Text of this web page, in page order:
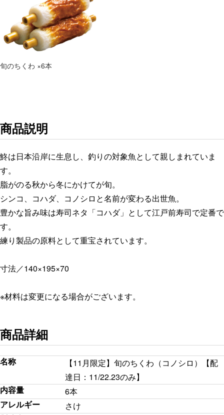
旬のちくわ ×6本
商品説明
鮗は日本沿岸に生息し、釣りの対象魚として親しまれていま
す。
脂がのる秋から冬にかけてが旬。
シンコ、コハダ、コノシロと名前が変わる出世魚。
豊かな旨み味は寿司ネタ「コハダ」として江戸前寿司で定番で
す。
練り製品の原料として重宝されています。
寸法／140×195×70
※材料は変更になる場合がございます。
商品詳細
名称
【11月限定】旬のちくわ（コノシロ）【配
達日：11/22.23のみ】
内容量
6本
アレルギー
さけ